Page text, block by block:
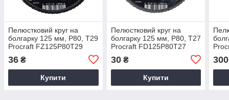
Пелюстковий круг на
болгарку 125 мм, Р80, T29
Procraft FZ125P80T29
36 ₴
Купити
Пелюстковий круг на
болгарку 125 мм, Р80, T27
Procraft FD125P80T27
30₴
Купити
300